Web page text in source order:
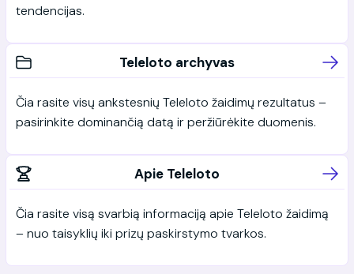
tendencijas.
Teleloto archyvas
Čia rasite visų ankstesnių Teleloto žaidimų rezultatus –
pasirinkite dominančią datą ir peržiūrėkite duomenis.
Apie Teleloto
Čia rasite visą svarbią informaciją apie Teleloto žaidimą
– nuo taisyklių iki prizų paskirstymo tvarkos.